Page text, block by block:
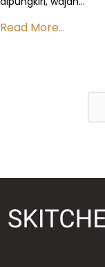
Read More...